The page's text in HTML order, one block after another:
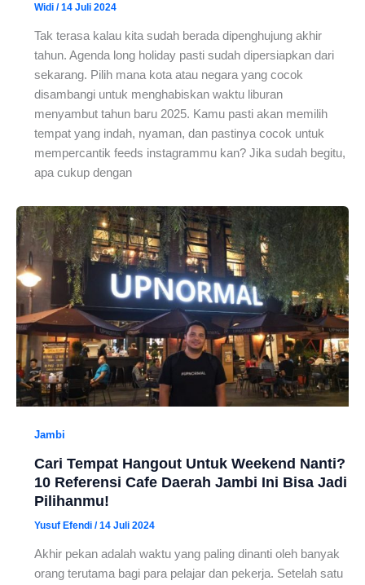
Widi /14 Juli 2024
Tak terasa kalau kita sudah berada dipenghujung akhir
tahun. Agenda long holiday pasti sudah dipersiapkan dari
sekarang. Pilih mana kota atau negara yang cocok
disambangi untuk menghabiskan waktu liburan
menyambut tahun baru 2025. Kamu pasti akan memilih
tempat yang indah, nyaman, dan pastinya cocok untuk
mempercantik feeds instagrammu kan? Jika sudah begitu,
apa cukup dengan
Jambi
Cari Tempat Hangout Untuk Weekend Nanti?
10 Referensi Cafe Daerah Jambi Ini Bisa Jadi
Pilihanmu!
Yusuf Efendi /14 Juli 2024
Akhir pekan adalah waktu yang paling dinanti oleh banyak
orang terutama bagi para pelajar dan pekerja. Setelah satu